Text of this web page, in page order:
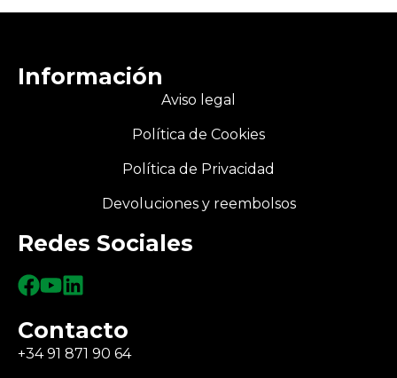
Información
Aviso legal
Política de Cookies
Política de Privacidad
Devoluciones y reembolsos
Redes Sociales
Contacto
+34 91 871 90 64